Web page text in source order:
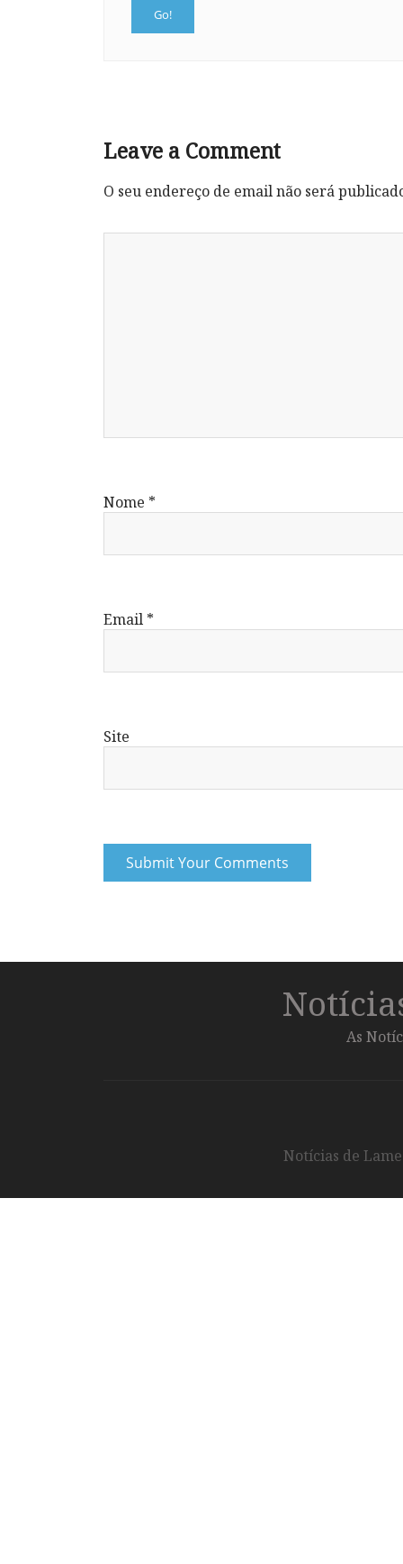
Leave a Comment
O seu endereço de email não será
Nome *
Email *
Site
As
Notícias de